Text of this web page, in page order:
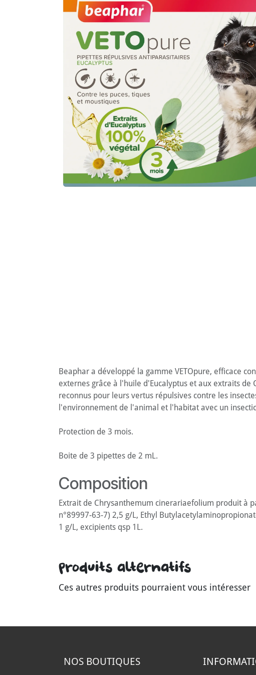
Beaphar a développé la gamme VETOpure, efficace
externes grâce à l'huile d'Eucalyptus et aux extraits
reconnus pour leurs vertus répulsives contre les
l'environnement de l'animal et l'habitat avec un
Protection de 3 mois.
Boite de 3 pipettes de 2 mL.
Composition
Extrait de Chrysanthemum cinerariaefolium produit à
n°89997-63-7) 2,5 g/L, Ethyl
1 g/L, excipients qsp 1L.
Produits alternatifs
Ces autres produits pourraient vous intéresser
NOS BOUTIQUES